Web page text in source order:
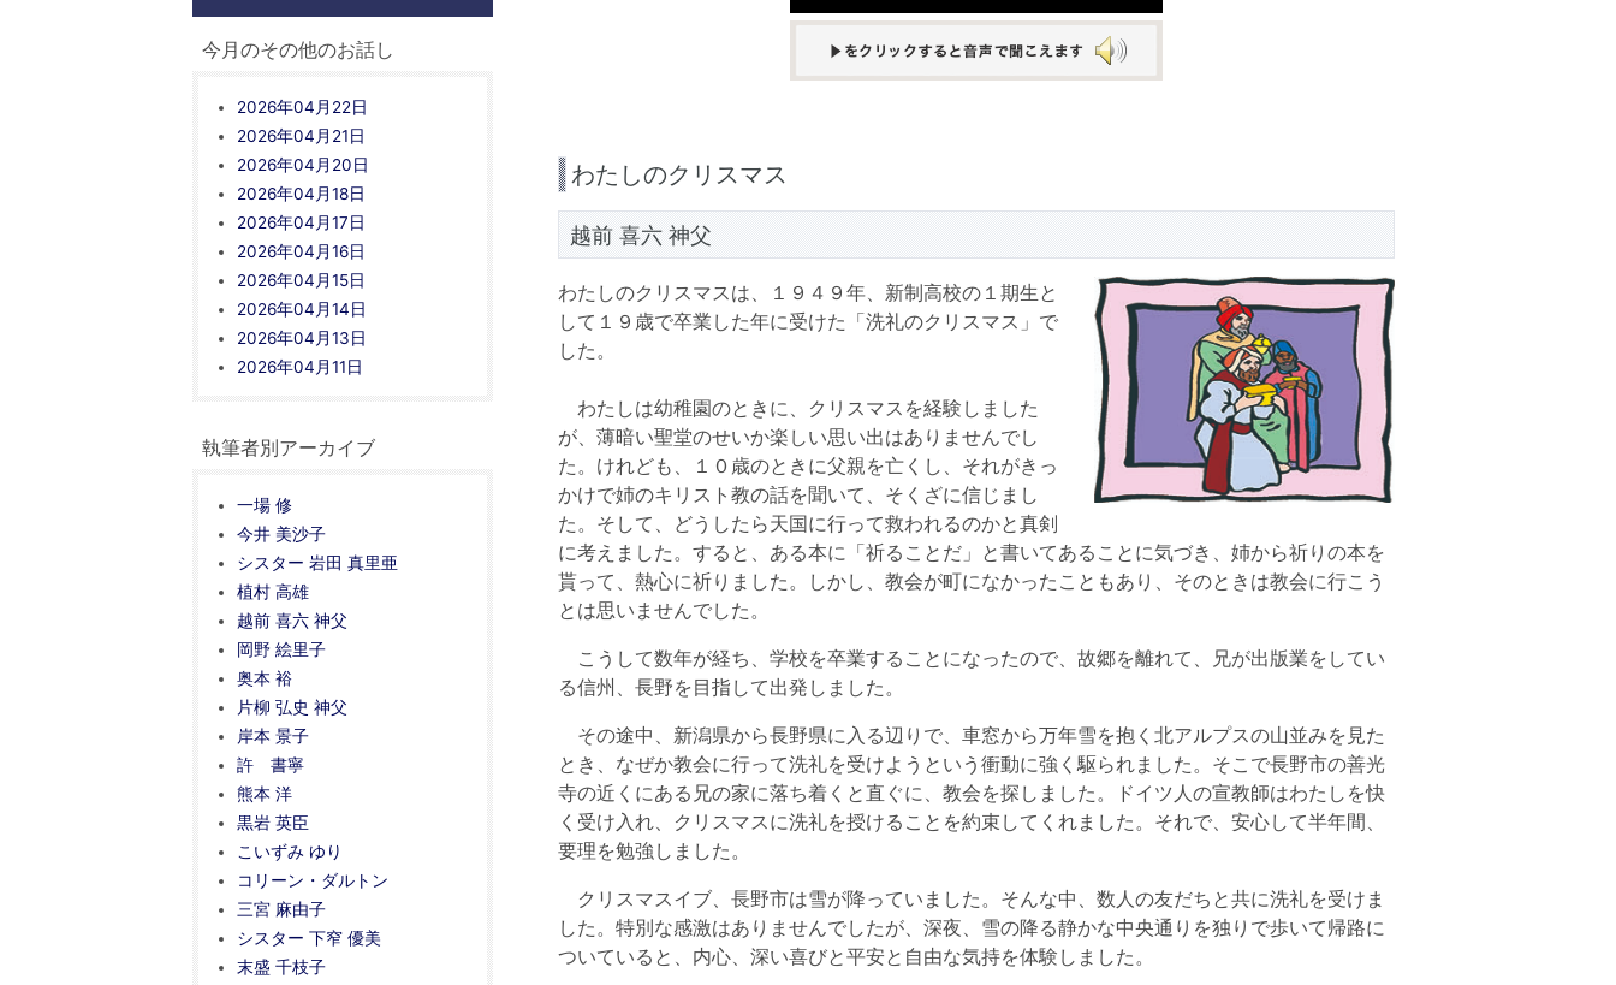
Arrow
keys
volume.
わたしのクリスマス
越前 喜六 神父
わたしのクリスマスは、１９４９年、新制高校の１期生と
して１９歳で卒業した年に受けた「洗礼のクリスマス」で
した。
わたしは幼稚園のときに、クリスマスを経験しました
が、薄暗い聖堂のせいか楽しい思い出はありませんでし
た。けれども、１０歳のときに父親を亡くし、それがきっ
かけで姉のキリスト教の話を聞いて、そくざに信じまし
た。そして、どうしたら天国に行って救われるのかと真剣
に考えました。すると、ある本に「祈ることだ」と書いてあることに気づき、姉から祈りの本を
貰って、熱心に祈りました。しかし、教会が町になかったこともあり、そのときは教会に行こう
とは思いませんでした。
こうして数年が経ち、学校を卒業することになったので、故郷を離れて、兄が出版業をしてい
る信州、長野を目指して出発しました。
その途中、新潟県から長野県に入る辺りで、車窓から万年雪を抱く北アルプスの山並みを見た
とき、なぜか教会に行って洗礼を受けようという衝動に強く駆られました。そこで長野市の善光
寺の近くにある兄の家に落ち着くと直ぐに、教会を探しました。ドイツ人の宣教師はわたしを快
く受け入れ、クリスマスに洗礼を授けることを約束してくれました。それで、安心して半年間、
要理を勉強しました。
クリスマスイブ、長野市は雪が降っていました。そんな中、数人の友だちと共に洗礼を受けま
した。特別な感激はありませんでしたが、深夜、雪の降る静かな中央通りを独りで歩いて帰路に
ついていると、内心、深い喜びと平安と自由な気持を体験しました。
今月のその他のお話し
2026年04月22日
2026年04月21日
2026年04月20日
2026年04月18日
2026年04月17日
2026年04月16日
2026年04月15日
2026年04月14日
2026年04月13日
2026年04月11日
執筆者別アーカイブ
一場 修
今井 美沙子
シスター 岩田 真里亜
植村 高雄
越前 喜六 神父
岡野 絵里子
奥本 裕
片柳 弘史 神父
岸本 景子
許 書寧
熊本 洋
黒岩 英臣
こいずみ ゆり
コリーン・ダルトン
三宮 麻由子
シスター 下窄 優美
末盛 千枝子